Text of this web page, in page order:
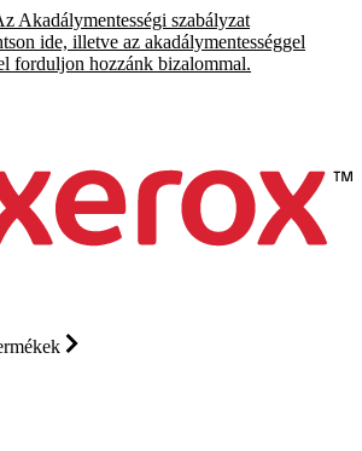
Akadálymentességi szabályzat
ide, illetve az akadálymentességgel
forduljon hozzánk bizalommal.